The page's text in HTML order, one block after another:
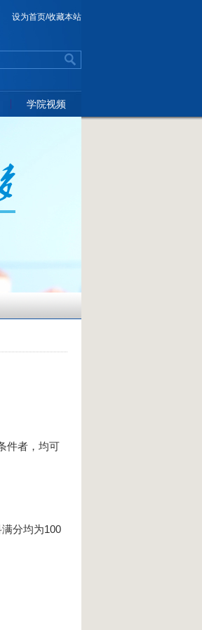
设为首页/收藏本站
学院视频
件者，均可
分均为100